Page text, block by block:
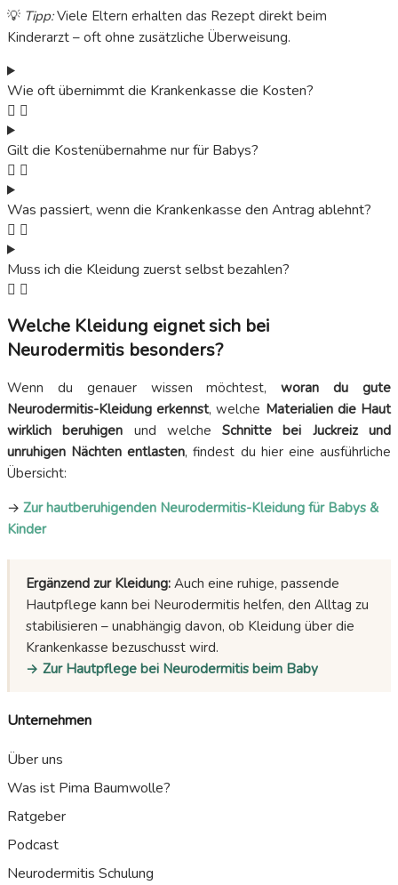
💡 Tipp:Viele Eltern erhalten das Rezept direkt beim
Kinderarzt – oft ohne zusätzliche Überweisung.
Wie oft übernimmt die Krankenkasse die Kosten?
Gilt die Kostenübernahme nur für Babys?
Was passiert, wenn die Krankenkasse den Antrag ablehnt?
Muss ich die Kleidung zuerst selbst bezahlen?
Welche Kleidung eignet sich bei
Neurodermitis besonders?
Wenn du genauer wissen möchtest,woran du gute
Neurodermitis-Kleidung erkennst, welche Materialien die Haut
wirklich beruhigen und welcheSchnitte bei Juckreiz und
unruhigen Nächten entlasten, findest du hier eine ausführliche
Übersicht:
→ Zur hautberuhigenden Neurodermitis-Kleidung für Babys &
Kinder
Ergänzend zur Kleidung:Auch eine ruhige, passende
Hautpflege kann bei Neurodermitis helfen, den Alltag zu
stabilisieren – unabhängig davon, ob Kleidung über die
Krankenkasse bezuschusst wird.
→ Zur Hautpflege bei Neurodermitis beim Baby
Unternehmen
Über uns
Was ist Pima Baumwolle?
Ratgeber
Podcast
Neurodermitis Schulung